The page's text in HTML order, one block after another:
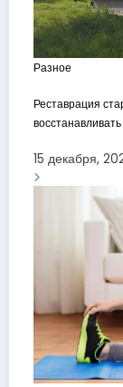
Разное
Реставрация
15 декабря,